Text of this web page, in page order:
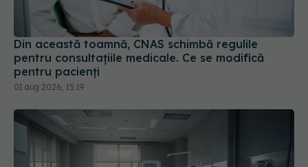
Din această toamnă, CNAS schimbă regulile
pentru consultațiile medicale. Ce se modifică
pentru pacienți
01 aug 2026, 15:19